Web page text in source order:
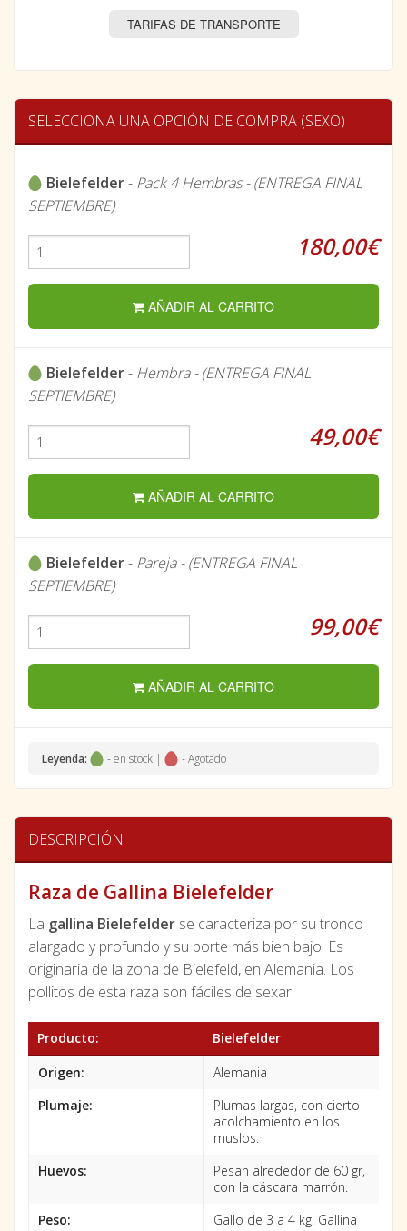
TARIFAS DE TRANSPORTE
SELECCIONA UNA OPCIÓN DE COMPRA (SEXO)
Bielefelder- Pack 4 Hembras - (ENTREGA FINAL
SEPTIEMBRE)
180,00€
AÑADIR AL CARRITO
Bielefelder- Hembra - (ENTREGA FINAL
SEPTIEMBRE)
49,00€
AÑADIR AL CARRITO
Bielefelder- Pareja - (ENTREGA FINAL
SEPTIEMBRE)
99,00€
AÑADIR AL CARRITO
Leyenda: - en stock | - Agotado
DESCRIPCIÓN
Raza de Gallina Bielefelder
La gallina Bielefelder se caracteriza por su tronco
alargado y profundo y su porte más bien bajo. Es
originaria de la zona de Bielefeld, en Alemania. Los
pollitos de esta raza son fáciles de sexar.
Producto:
Bielefelder
Origen:
Alemania
Plumaje:
Plumas largas, con cierto
acolchamiento en los
muslos.
Huevos:
Pesan alrededor de 60 gr,
con la cáscara marrón.
Peso:
Gallo de 3 a 4 kg. Gallina